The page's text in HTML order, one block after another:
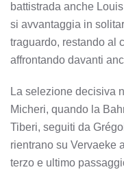
battistrada anche
si avvantaggia in
traguardo, restando al
affrontando davanti
La selezione decisiva
Micheri, quando la
Tiberi, seguiti da
rientrano su Vervaeke
terzo e ultimo